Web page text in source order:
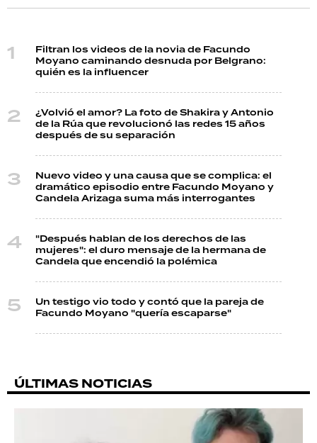
Filtran los videos de la novia de Facundo
Moyano caminando desnuda por Belgrano:
quién es la influencer
¿Volvió el amor? La foto de Shakira y Antonio
de la Rúa que revolucionó las redes 15 años
después de su separación
Nuevo video y una causa que se complica: el
dramático episodio entre Facundo Moyano y
Candela Arizaga suma más interrogantes
"Después hablan de los derechos de las
mujeres": el duro mensaje de la hermana de
Candela que encendió la polémica
Un testigo vio todo y contó que la pareja de
Facundo Moyano "quería escaparse"
ÚLTIMAS NOTICIAS